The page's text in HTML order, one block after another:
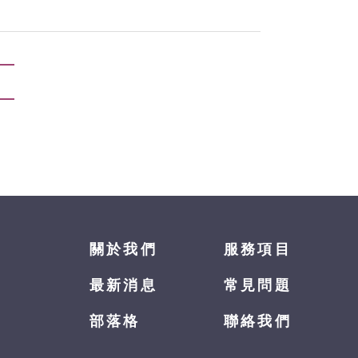
關於我們 服務項目
最新消息 常見問題
部落格 聯絡我們